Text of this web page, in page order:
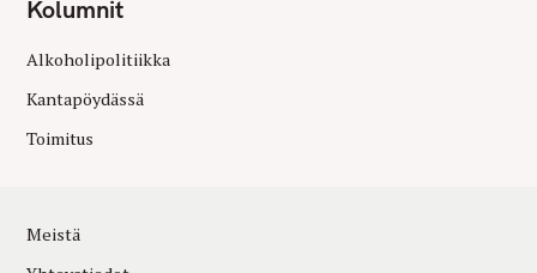
Kolumnit
Alkoholipolitiikka
Kantapöydässä
Toimitus
Meistä